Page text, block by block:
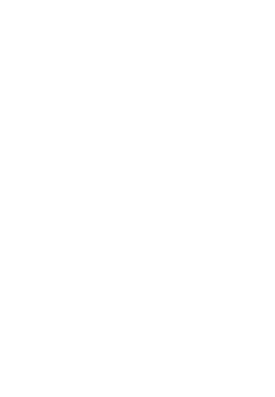
ーザーです
実績があります
あります
ん
送日数内に発送してい